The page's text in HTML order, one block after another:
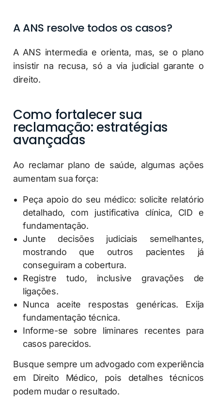
A ANS resolve todos os casos?
A ANS intermedia e orienta, mas, se o plano
insistir na recusa, só a via judicial garante o
direito.
Como fortalecer sua
reclamação: estratégias
avançadas
Ao reclamar plano de saúde, algumas ações
aumentam sua força:
Peça apoio do seu médico: solicite relatório
detalhado, com justificativa clínica, CID e
fundamentação.
Junte decisões judiciais semelhantes,
mostrando que outros pacientes já
conseguiram a cobertura.
Registre tudo, inclusive gravações de
ligações.
Nunca aceite respostas genéricas. Exija
fundamentação técnica.
Informe-se sobre liminares recentes para
casos parecidos.
Busque sempre um advogado com experiência
em Direito Médico, pois detalhes técnicos
podem mudar o resultado.